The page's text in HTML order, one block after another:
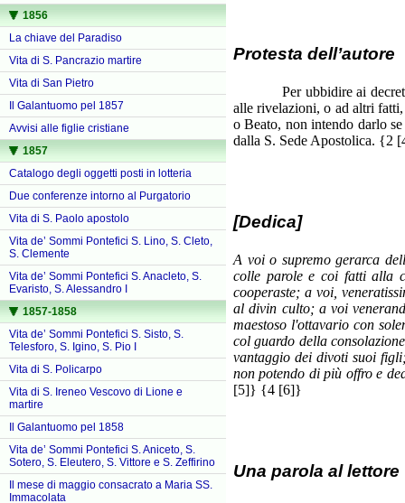
1856
La chiave del Paradiso
Vita di S. Pancrazio martire
Vita di San Pietro
Il Galantuomo pel 1857
Avvisi alle figlie cristiane
1857
Catalogo degli oggetti posti in lotteria
Due conferenze intorno al Purgatorio
Vita di S. Paolo apostolo
Vita de’ Sommi Pontefici S. Lino, S. Cleto,
S. Clemente
Vita de’ Sommi Pontefici S. Anacleto, S.
Evaristo, S. Alessandro I
1857-1858
Vita de’ Sommi Pontefici S. Sisto, S.
Telesforo, S. Igino, S. Pio I
Vita di S. Policarpo
Vita di S. Ireneo Vescovo di Lione e
martire
Il Galantuomo pel 1858
Vita de’ Sommi Pontefici S. Aniceto, S.
Sotero, S. Eleutero, S. Vittore e S. Zeffirino
Il mese di maggio consacrato a Maria SS.
Immacolata
Protesta dell’autore
Per ubbidire ai decreti di
alle rivelazioni, o ad altri
o Beato, non intendo darlo
dalla S. Sede Apostolica. {2
[Dedica]
A voi o supremo gerarca
colle parole e coi fatti alla
cooperaste; a voi,
al divin culto; a voi
maestoso l'ottavario con
col guardo della
vantaggio dei divoti suoi
non potendo di più offro e
[5]} {4 [6]}
Una parola al lettore